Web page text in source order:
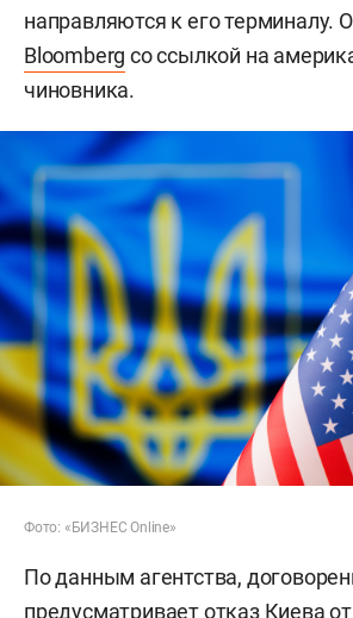
направляются к его терминалу.
Bloomberg со ссылкой на
чиновника.
Фото: «БИЗНЕС Online»
По данным агентства,
предусматривает отказ Киева